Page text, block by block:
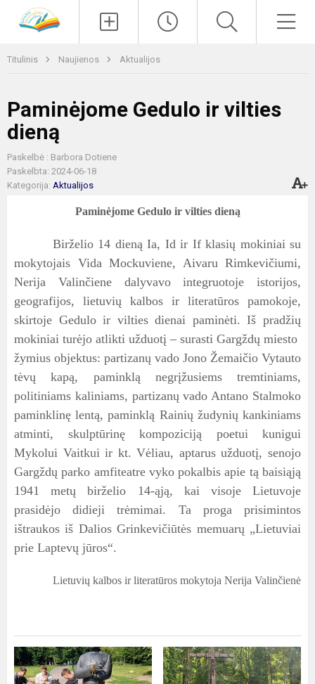
Titulinis Naujienos Aktualijos
Paminėjome Gedulo ir vilties
dieną
Paskelbė : Barbora Dotiene
Paskelbta: 2024-06-18
Kategorija: Aktualijos
Paminėjome Gedulo ir vilties dieną
Birželio 14 dieną Ia, Id ir If klasių mokiniai su
mokytojais Vida Mockuviene, Aivaru Rimkevičiumi,
Nerija Valinčiene dalyvavo integruotoje istorijos,
geografijos, lietuvių kalbos ir literatūros pamokoje,
skirtoje Gedulo ir vilties dienai paminėti. Iš pradžių
mokiniai turėjo atlikti užduotį – surasti Gargždų miesto
žymius objektus: partizanų vado Jono Žemaičio Vytauto
tėvų kapą, paminklą negrįžusiems tremtiniams,
politiniams kaliniams, partizanų vado Antano Stalmoko
paminklinę lentą, paminklą Rainių žudynių kankiniams
atminti, skulptūrinę kompoziciją poetui kunigui
Mykolui Vaitkui ir kt. Vėliau, aptarus užduotį, senojo
Gargždų parko amfiteatre vyko pokalbis apie tą baisiąją
1941 metų birželio 14-ąją, kai visoje Lietuvoje
prasidėjo didieji trėmimai. Ta proga prisimintos
ištraukos iš Dalios Grinkevičiūtės memuarų „Lietuviai
prie Laptevų jūros“.
Lietuvių kalbos ir literatūros mokytoja Nerija Valinčienė